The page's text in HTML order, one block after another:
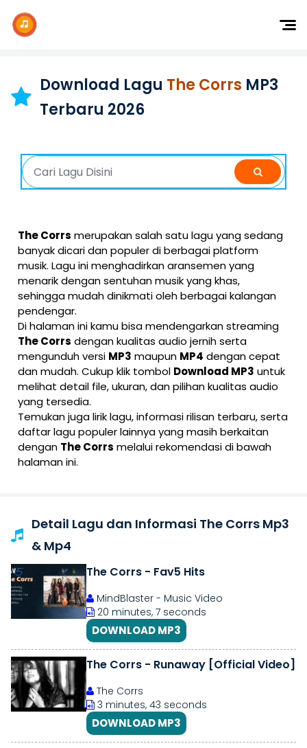
Dangdut
Barat
Download Lagu The Corrs MP3
Terbaru 2026
The Corrs merupakan salah satu lagu yang sedang
banyak dicari dan populer di berbagai platform
musik. Lagu ini menghadirkan aransemen yang
menarik dengan sentuhan musik yang khas,
sehingga mudah dinikmati oleh berbagai kalangan
pendengar.
Di halaman ini kamu bisa mendengarkan streaming
The Corrs dengan kualitas audio jernih serta
mengunduh versi MP3 maupun MP4 dengan cepat
dan mudah. Cukup klik tombol Download MP3 untuk
melihat detail file, ukuran, dan pilihan kualitas audio
yang tersedia.
Temukan juga lirik lagu, informasi rilisan terbaru, serta
daftar lagu populer lainnya yang masih berkaitan
dengan The Corrs melalui rekomendasi di bawah
halaman ini.
Detail Lagu dan Informasi The Corrs Mp3
& Mp4
The Corrs - Fav5 Hits
MindBlaster - Music Video
20 minutes, 7 seconds
DOWNLOAD MP3
The Corrs - Runaway [Official Video]
The Corrs
3 minutes, 43 seconds
DOWNLOAD MP3